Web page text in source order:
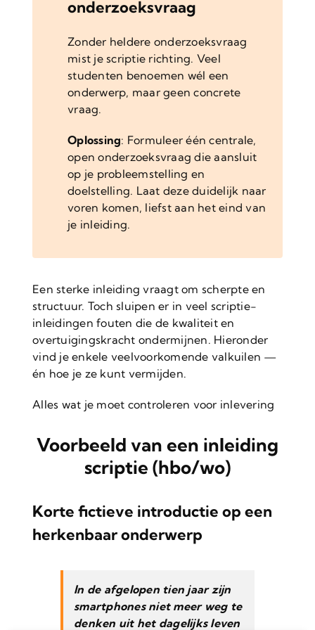
onderzoeksvraag
Zonder heldere onderzoeksvraag
mist je scriptie richting. Veel
studenten benoemen wél een
onderwerp, maar geen concrete
vraag.
Oplossing: Formuleer één centrale,
open onderzoeksvraag die aansluit
op je probleemstelling en
doelstelling. Laat deze duidelijk naar
voren komen, liefst aan het eind van
je inleiding.
Een sterke inleiding vraagt om scherpte en
structuur. Toch sluipen er in veel scriptie-
inleidingen fouten die de kwaliteit en
overtuigingskracht ondermijnen. Hieronder
vind je enkele veelvoorkomende valkuilen —
én hoe je ze kunt vermijden.
Alles wat je moet controleren voor inlevering
Voorbeeld van een inleiding
scriptie (hbo/wo)
Korte fictieve introductie op een
herkenbaar onderwerp
In de afgelopen tien jaar zijn
smartphones niet meer weg te
denken uit het dagelijks leven